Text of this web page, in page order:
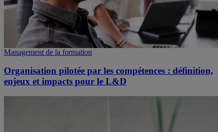
Management de la formation
Organisation pilotée par les compétences : définition,
enjeux et impacts pour le L&D